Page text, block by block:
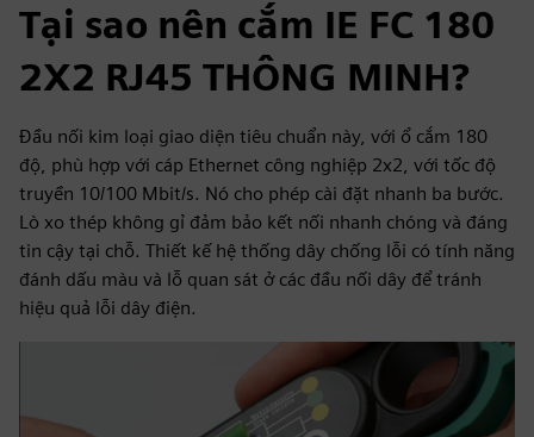
Tại sao nên cắm IE FC 180
2X2 RJ45 THÔNG MINH?
Đầu nối kim loại giao diện tiêu chuẩn này, với ổ cắm 180
độ, phù hợp với cáp Ethernet công nghiệp 2x2, với tốc độ
truyền 10/100 Mbit/s. Nó cho phép cài đặt nhanh ba bước.
Lò xo thép không gỉ đảm bảo kết nối nhanh chóng và đáng
tin cậy tại chỗ. Thiết kế hệ thống dây chống lỗi có tính năng
đánh dấu màu và lỗ quan sát ở các đầu nối dây để tránh
hiệu quả lỗi dây điện.